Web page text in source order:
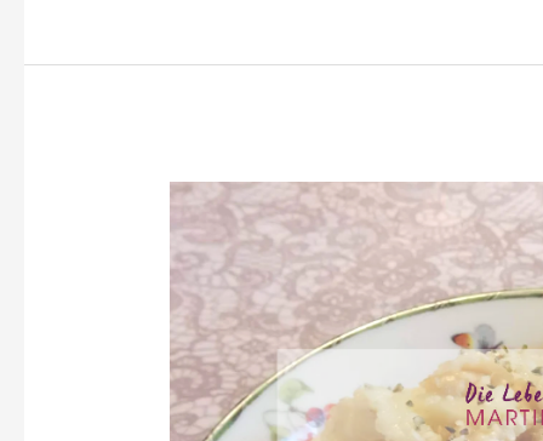
Haferflocken-
Porridge